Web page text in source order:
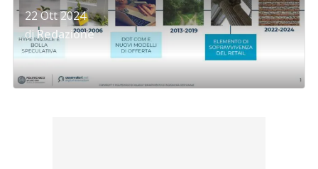
22 Ott 2024
diRedazione